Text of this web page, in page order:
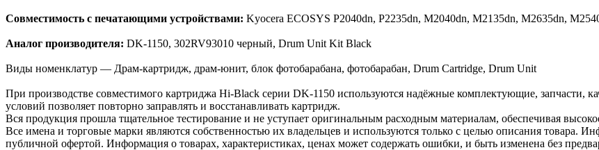
Совместимость с печатающими устройствами: Kyocera ECOSYS P2040dn, P2235dn, M2040dn, M2135dn, M2635dn,
Аналог производителя: DK-1150, 302RV93010 черный, Drum Unit Kit Black
Виды номенклатур — Драм-картридж, драм-юнит, блок фотобарабана, фотобарабан, Drum Cartridge, Drum Unit
При производстве совместимого картриджа Hi-Black серии DK-1150 используются надёжные комплектующие, запчасти,
условий позволяет повторно заправлять и восстанавливать картридж.
Вся продукция прошла тщательное тестирование и не уступает оригинальным расходным материалам, обеспечивая
Все имена и торговые марки являются собственностью их владельцев и используются только с целью описания товара.
публичной офертой. Информация о товарах, характеристиках, ценах может содержать ошибки, и быть изменена без